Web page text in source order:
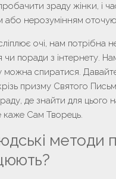
зраду жінки, і
або нерозумінням
очі, нам потрібна
чи поради з інтернету.
можна спиратися.
призму Святого
, де знайти для цього
каже Сам Творець.
методи